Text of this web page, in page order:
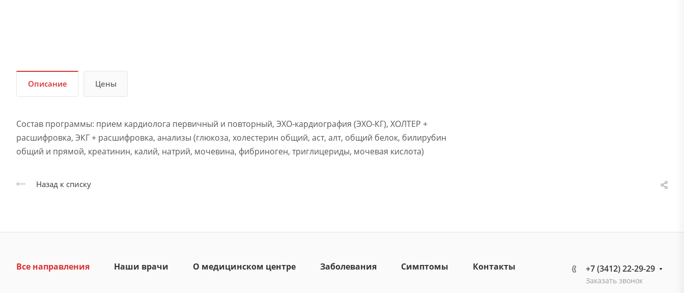
Описание Цены
Состав программы: прием кардиолога первичный и повторный, ЭХО-кардиография (ЭХО-КГ), ХОЛТЕР +
расшифровка, ЭКГ + расшифровка, анализы (глюкоза, холестерин общий, аст, алт, общий белок, билирубин
общий и прямой, креатинин, калий, натрий, мочевина, фибриноген, триглицериды, мочевая кислота)
Назад к списку
Все направления Наши врачи О медицинском центре Заболевания Симптомы Контакты +7 (3412) 22-29-29
Заказать звонок